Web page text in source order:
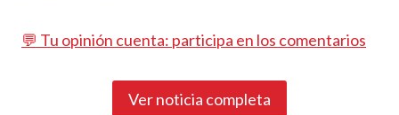
💬 Tu opinión cuenta: participa en los comentarios
Ver noticia completa